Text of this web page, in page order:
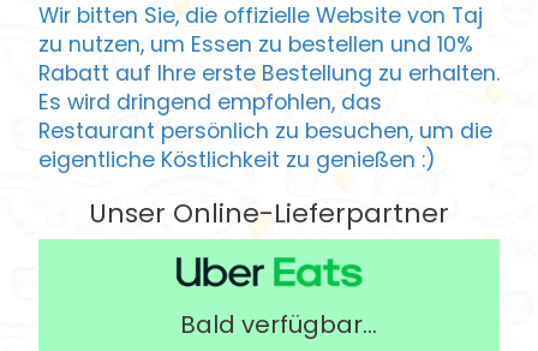
Wir bitten Sie, die offizielle Website von Taj
zu nutzen, um Essen zu bestellen und 10%
Rabatt auf Ihre erste Bestellung zu erhalten.
Es wird dringend empfohlen, das
Restaurant persönlich zu besuchen, um die
eigentliche Köstlichkeit zu genießen :)
Unser Online-Lieferpartner
Bald verfügbar...